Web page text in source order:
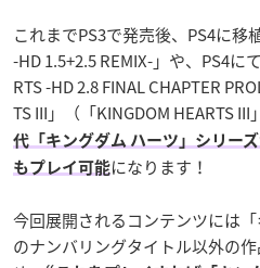
これまでPS3で発売後、PS4に移
-HD 1.5+2.5 REMIX-」や、PS4に
RTS -HD 2.8 FINAL CHAPTER
TS III」（「KINGDOM HEARTS
代「キングダム ハーツ」シリー
もプレイ可能になります！
今回展開されるコンテンツには
のナンバリングタイトル以外の